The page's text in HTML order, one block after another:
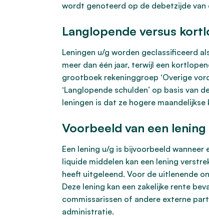
wordt genoteerd op de debetzijde van
Langlopende versus
Leningen u/g worden geclassificeerd
meer dan één jaar, terwijl een
grootboek rekeninggroep ‘Overige
‘Langlopende schulden’ op basis van
leningen is dat ze hogere
Voorbeeld van een
Een lening u/g is bijvoorbeeld
liquide middelen kan een lening
heeft uitgeleend. Voor de uitlenende
Deze lening kan een zakelijke rente
commissarissen of andere externe
administratie.